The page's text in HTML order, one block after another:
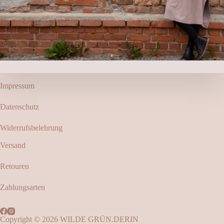
Impressum
Datenschutz
Widerrufsbelehrung
Versand
Retouren
Zahlungsarten
Copyright © 2026 WILDE GRÜN.DERIN